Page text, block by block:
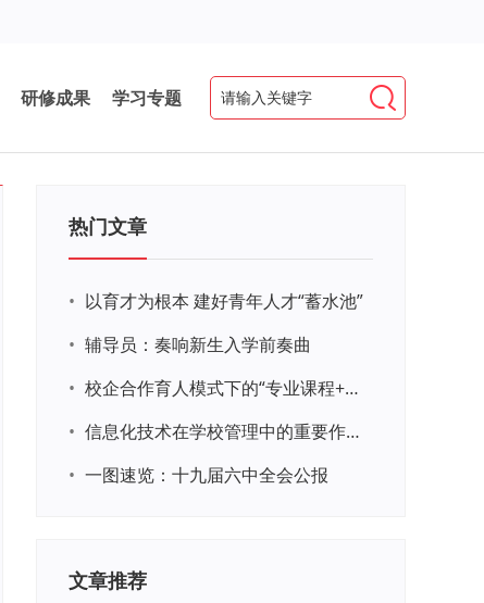
研修成果 学习专题
热门文章
• 以育才为根本 建好青年人才“蓄水池”
• 辅导员：奏响新生入学前奏曲
•
校企合作育人模式下的“专业课程+思政教育+党建活动”交叉融合的课程思政教学探索与实践
•
信息化技术在学校管理中的重要作用 ——以贵州省威宁民族中学和校园使用等为例
• 一图速览：十九届六中全会公报
文章推荐